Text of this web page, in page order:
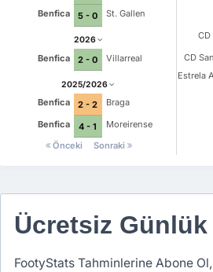
Benfica
5 - 0 St. Gallen
2026
Benfica 2 - 0 Villarreal
2025/2026
Benfica 2 - 2
Braga
Benfica
4 - 1
Moreirense
Önceki
Sonraki
CD
CD
Estrela
Ücretsiz
FootyStats Tahminlerine Abone